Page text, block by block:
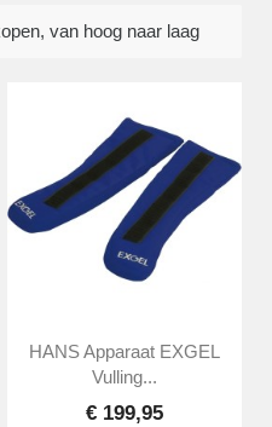
HANS Apparaat EXGEL
Vulling...
€ 199,95